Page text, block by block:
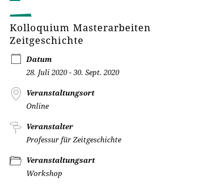
Kolloquium Masterarbeiten
Zeitgeschichte
Datum
28. Juli 2020 - 30. Sept. 2020
Veranstaltungsort
Online
Veranstalter
Professur für Zeitgeschichte
Veranstaltungsart
Workshop